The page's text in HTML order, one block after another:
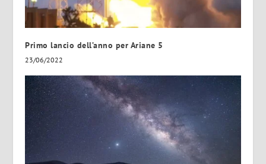
Primo lancio dell’anno per Ariane 5
23/06/2022